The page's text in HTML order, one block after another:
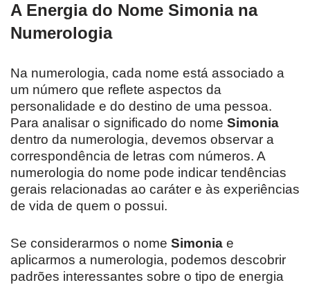
A Energia do Nome Simonia na
Numerologia
Na numerologia, cada nome está associado a
um número que reflete aspectos da
personalidade e do destino de uma pessoa.
Para analisar o significado do nome Simonia
dentro da numerologia, devemos observar a
correspondência de letras com números. A
numerologia do nome pode indicar tendências
gerais relacionadas ao caráter e às experiências
de vida de quem o possui.
Se considerarmos o nome Simonia e
aplicarmos a numerologia, podemos descobrir
padrões interessantes sobre o tipo de energia